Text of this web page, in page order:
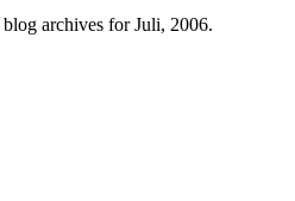
blog archives for Juli, 2006.